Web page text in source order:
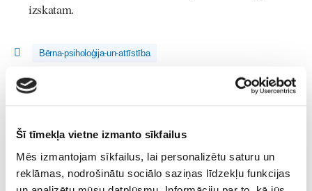
Šī tīmekļa vietne izmanto sīkfailus
Mēs izmantojam sīkfailus, lai personalizētu saturu un
reklāmas, nodrošinātu sociālo saziņas līdzekļu funkcijas
izskatam.
Bērna-psiholoģija-un-attīstība
Lasi vēl
Kas notiek Māmiņu Kluba mazuļu rotaļu grupiņās?
Mazulis
30. Jul 13:00